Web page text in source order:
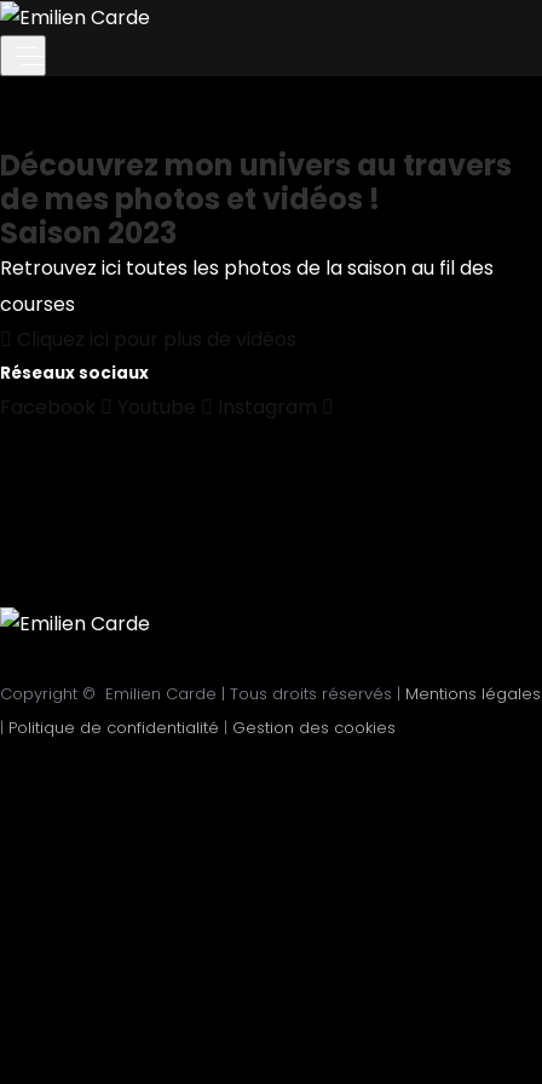
Galerie
Découvrez mon univers au travers
de mes photos et vidéos !
Saison 2023
Retrouvez ici toutes les photos de la saison au fil des
courses
Cliquez ici pour plus de vidéos
Réseaux sociaux
Facebook Youtube Instagram
Copyright © Emilien Carde | Tous droits réservés | Mentions légales
| Politique de confidentialité | Gestion des cookies